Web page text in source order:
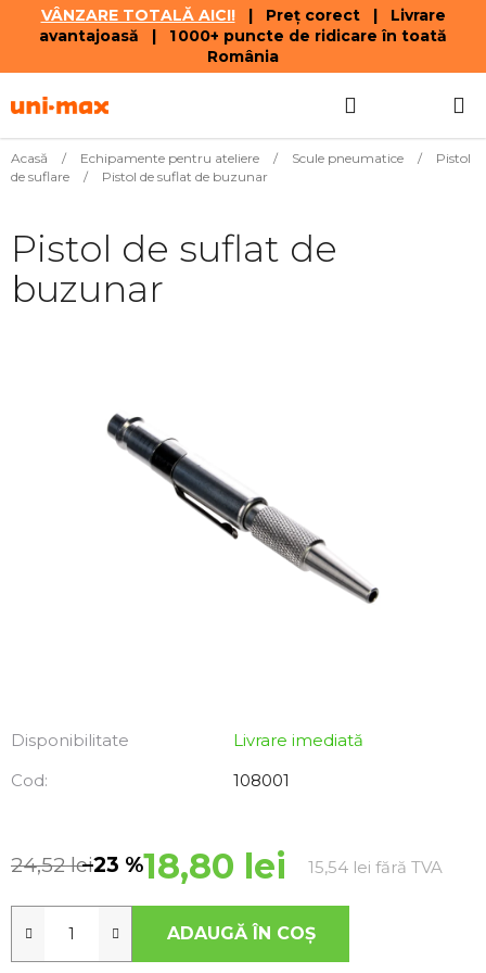
VÂNZARE TOTALĂ AICI!| Preț corect | Livrare
avantajoasă | 1 000+ puncte de ridicare în toată
România
la
DE
Acasă / Echipamente pentru ateliere / Scule pneumatice /
Pistol
de suflare
/ Pistol de suflat de buzunar
Disponibilitate
Livrare imediată
Cod:
108001
24,52 lei–23 %18,80 lei 15,54 lei fără TVA
ADAUGĂ ÎN COŞ
Pistol de suflat de
buzunar